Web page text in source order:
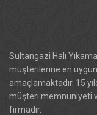
Sultangazi Halı
müşterilerine en
amaçlamaktadır. 15
müşteri memnuniyeti
firmadır.